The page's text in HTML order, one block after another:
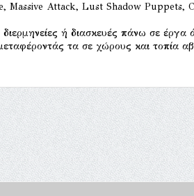
Massive Attack, Lust Shadow Puppets,
ή διασκευές πάνω σε
τα σε χώρους και τοπία